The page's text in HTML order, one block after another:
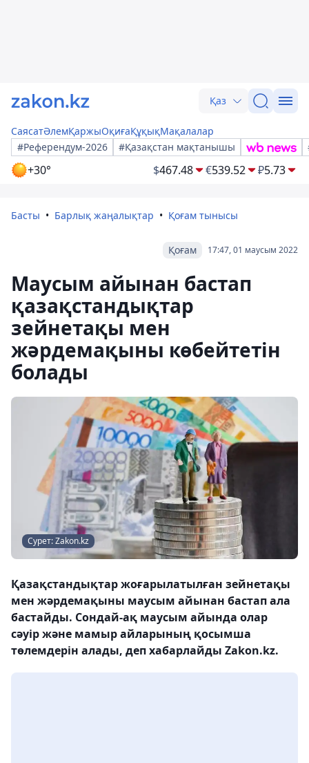
Қаз
СаясатӘлемҚаржыОқиғаҚұқықМақалалар
#Референдум-2026
#Қазақстан мақтанышы
+30° $467.48 €539.52 ₽5.73
Басты Барлық жаңалықтар Қоғам тынысы
17:47, 01 маусым 2022
Қоғам
Маусым айынан бастап
қазақстандықтар
зейнетақы мен
жәрдемақыны көбейтетін
болады
Сурет: Zakon.kz
Қазақстандықтар жоғарылатылған зейнетақы
мен жәрдемақыны маусым айынан бастап ала
бастайды. Сондай-ақ маусым айында олар
сәуір және мамыр айларының қосымша
төлемдерін алады, деп хабарлайды Zakon.kz.